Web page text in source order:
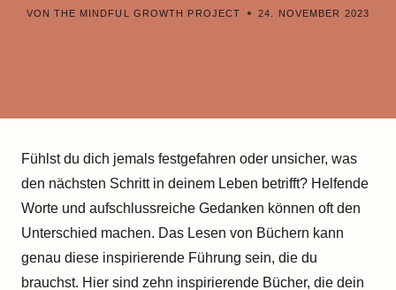
VON THE MINDFUL GROWTH PROJECT 24. NOVEMBER 2023
Fühlst du dich jemals festgefahren oder unsicher, was
den nächsten Schritt in deinem Leben betrifft? Helfende
Worte und aufschlussreiche Gedanken können oft den
Unterschied machen. Das Lesen von Büchern kann
genau diese inspirierende Führung sein, die du
brauchst. Hier sind zehn inspirierende Bücher, die dein